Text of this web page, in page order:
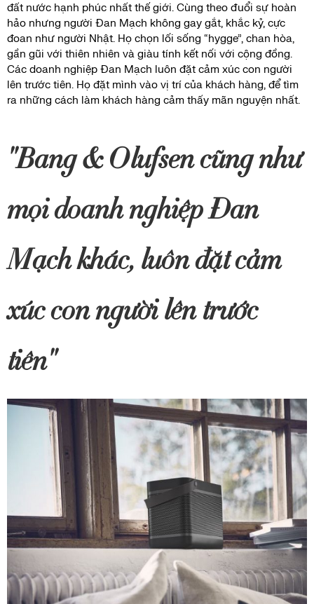
đất nước hạnh phúc nhất thế giới. Cùng theo đuổi sự hoàn
hảo nhưng người Đan Mạch không gay gắt, khắc kỷ, cực
đoan như người Nhật. Họ chọn lối sống “hygge”, chan hòa,
gần gũi với thiên nhiên và giàu tính kết nối với cộng đồng.
Các doanh nghiệp Đan Mạch luôn đặt cảm xúc con người
lên trước tiên. Họ đặt mình vào vị trí của khách hàng, để tìm
ra những cách làm khách hàng cảm thấy mãn nguyện nhất.
"Bang & Olufsen cũng như
mọi doanh nghiệp Đan
Mạch khác, luôn đặt cảm
xúc con người lên trước
tiên"